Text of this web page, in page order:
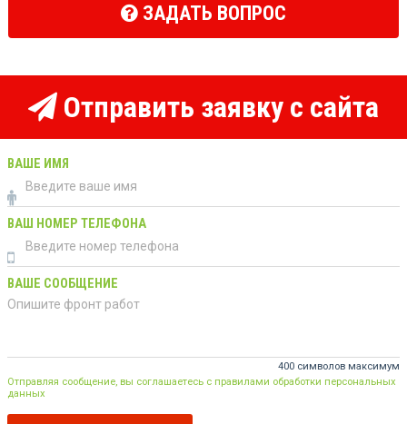
ЗАДАТЬ ВОПРОС
Отправить заявку с сайта
ВАШЕ ИМЯ
ВАШ НОМЕР ТЕЛЕФОНА
ВАШЕ СООБЩЕНИЕ
400 символов максимум
Отправляя сообщение, вы соглашаетесь с правилами обработки персональных
данных